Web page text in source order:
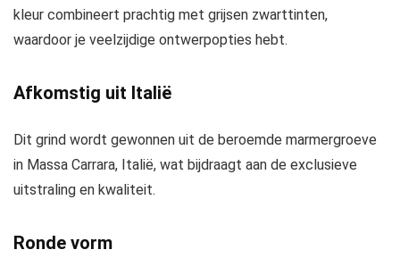
kleur combineert prachtig met grijsen zwarttinten,
waardoor je veelzijdige ontwerpopties hebt.
Afkomstig uit Italië
Dit grind wordt gewonnen uit de beroemde marmergroeve
in Massa Carrara, Italië, wat bijdraagt aan de exclusieve
uitstraling en kwaliteit.
Ronde vorm